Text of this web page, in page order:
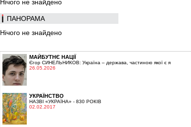
Нічого не знайдено
ПАНОРАМА
Нічого не знайдено
МАЙБУТНЄ НАЦІЇ
Єгор СИНЕЛЬНИКОВ: Україна – держава, частиною якої є я
26.05.2026
УКРАЇНСТВО
НАЗВІ «УКРАЇНА» - 830 РОКІВ
02.02.2017